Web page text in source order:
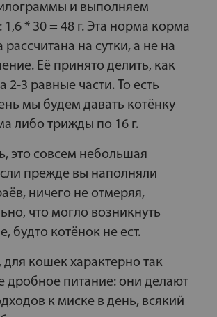
и выполняем
* 30 = 48 г. Эта норма корма
рассчитана на сутки, а не на
Её принято делить, как
2-3 равные части. То есть
мы будем давать котёнку
либо трижды по 16 г.
это совсем небольшая
прежде вы наполняли
ничего не отмеряя,
что могло возникнуть
будто котёнок не ест.
для кошек характерно так
дробное питание: они делают
к миске в день, всякий